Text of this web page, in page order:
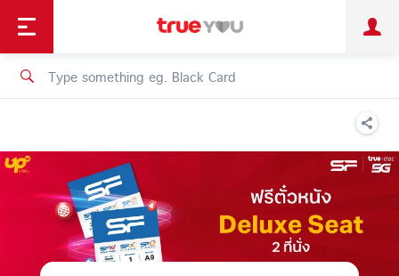
Personal Business
Shopping
เทรนด์เทคโนโลยี